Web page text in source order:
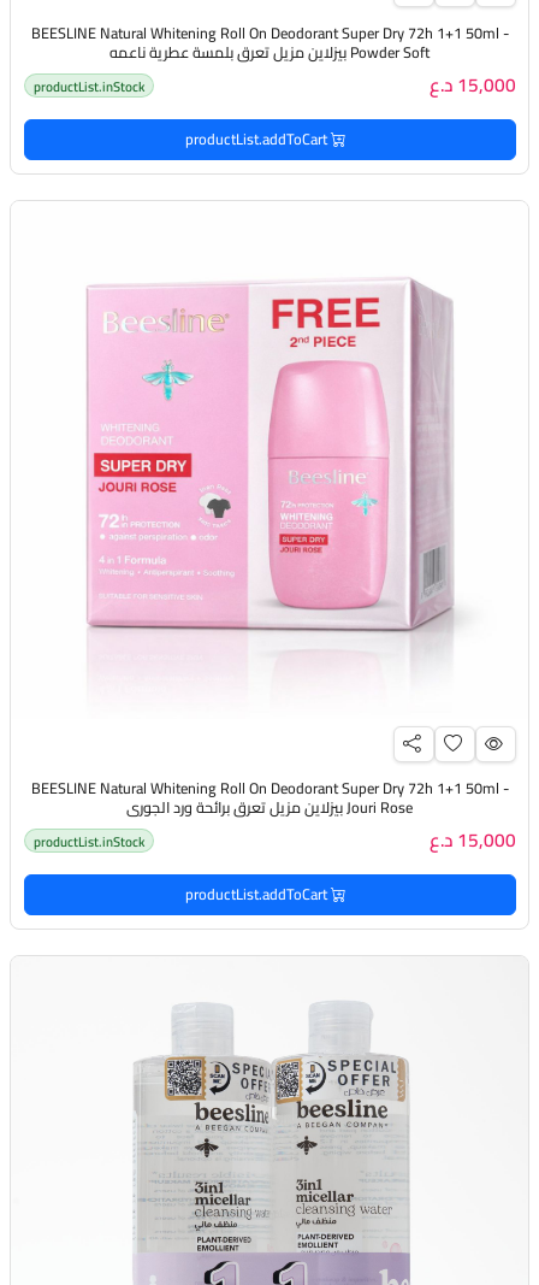
BEESLINE Natural Whitening Roll On Deodorant Super Dry 72h 1+1 50ml -
Powder Soft بيزلاين مزيل تعرق بلمسة عطرية ناعمه
15,000 د.ع productList.inStock
productList.addToCart
BEESLINE Natural Whitening Roll On Deodorant Super Dry 72h 1+1 50ml -
Jouri Rose بيزلاين مزيل تعرق برائحة ورد الجوري
15,000 د.ع productList.inStock
productList.addToCart